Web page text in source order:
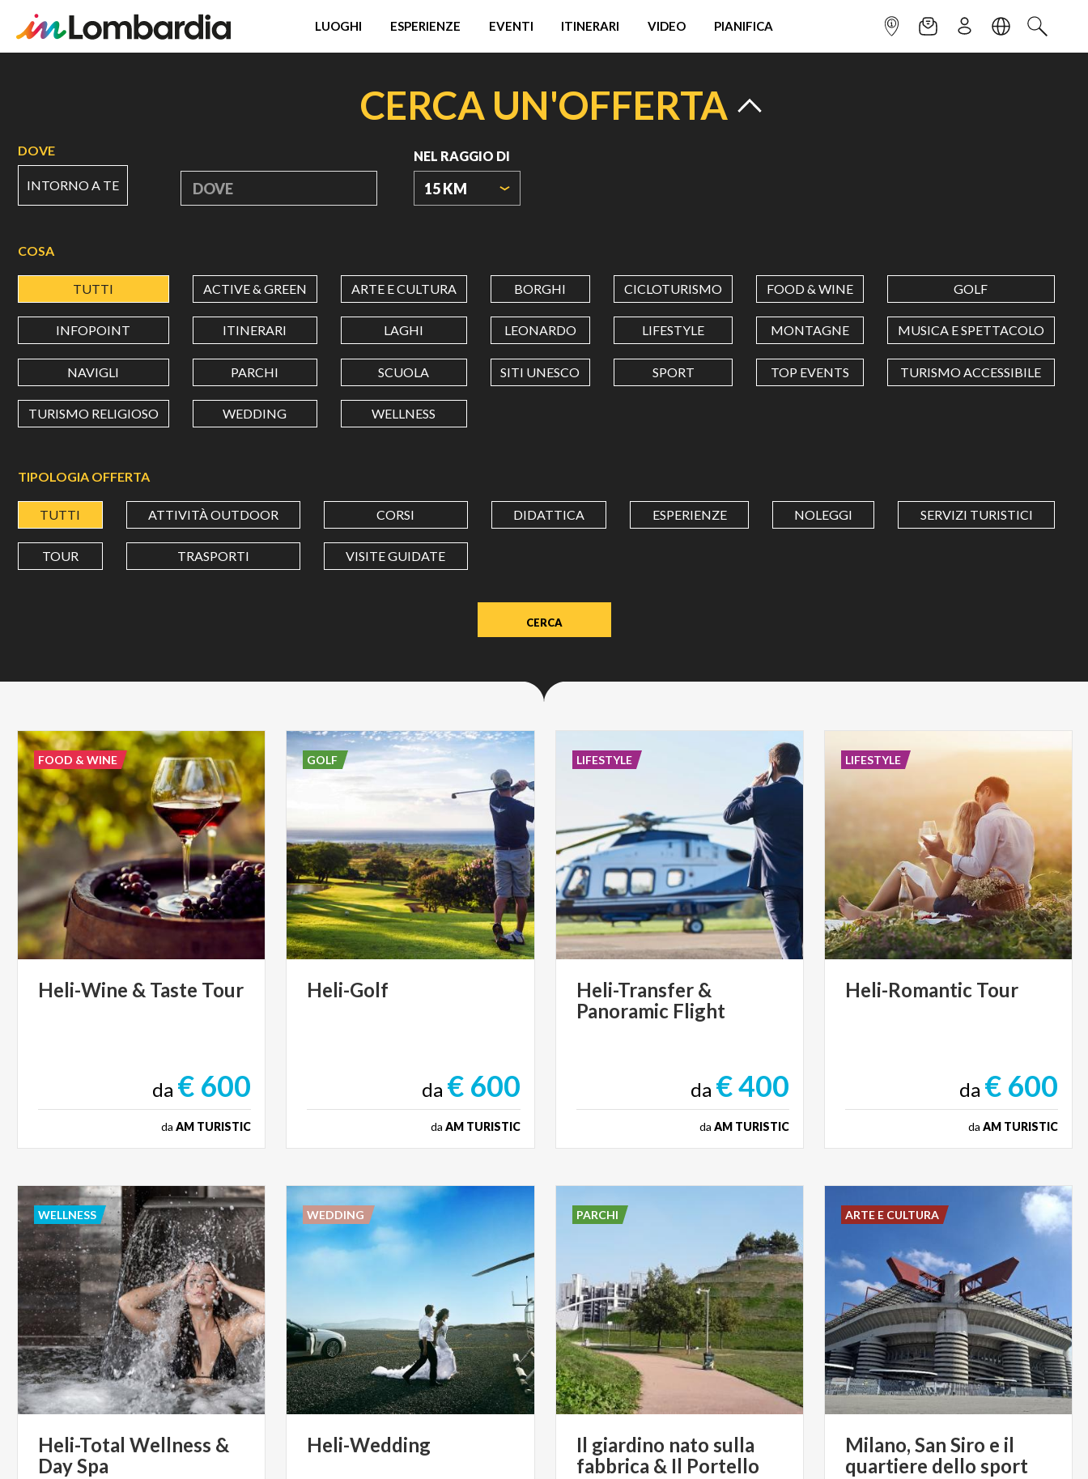
LUOGHI ESPERIENZE EVENTI ITINERARI VIDEO PIANIFICA INFOPOINTNEWSLETTER
ISCRIVITILINGUACERCA
CERCA UN'OFFERTA
DOVE
INTORNO A TE DOVE
NEL RAGGIO DI
15 KM
LONGITUDINE
degrees.
dot
(.)
COSA
TUTTI ACTIVE & GREEN ARTE E CULTURA BORGHI CICLOTURISMO FOOD & WINE GOLF
INFOPOINT ITINERARI LAGHI LEONARDO LIFESTYLE MONTAGNE MUSICA E SPETTACOLO
NAVIGLI PARCHI SCUOLA SITI UNESCO SPORT TOP EVENTS TURISMO ACCESSIBILE
TURISMO RELIGIOSO WEDDING WELLNESS
TIPOLOGIA OFFERTA
TUTTI ATTIVITÀ OUTDOOR CORSI DIDATTICA ESPERIENZE NOLEGGI SERVIZI TURISTICI
TOUR TRASPORTI VISITE GUIDATE
Heli-Wine & Taste Tour
da € 600
daAM TURISTIC
FOOD & WINE
Heli-Golf
da € 600
da AM TURISTIC
GOLF
Heli-Transfer &
Panoramic Flight
da € 400
da AM TURISTIC
LIFESTYLE
Heli-Romantic Tour
da € 600
da AM TURISTIC
LIFESTYLE
Heli-Total Wellness &
DaySpa
WELLNESS
Heli-Wedding
WEDDING
Il giardino nato sulla
fabbrica & Il Portello
PARCHI
Milano, San Siro e il
quartiere dello sport
ARTE E CULTURA